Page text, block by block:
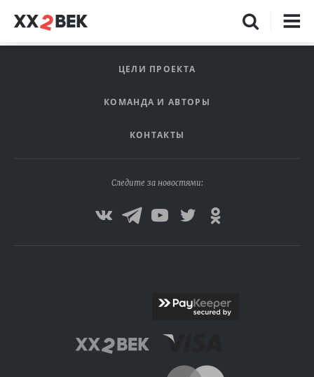
ЦЕЛИ ПРОЕКТА
КОМАНДА И АВТОРЫ
КОНТАКТЫ
Следите за новостями: